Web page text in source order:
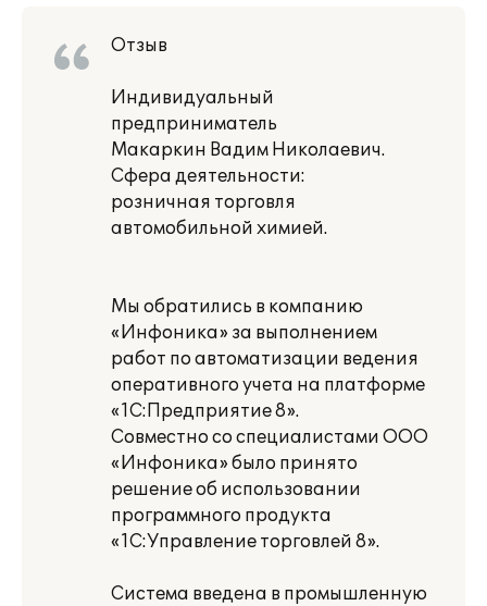
Отзыв
Индивидуальный
предприниматель
Макаркин Вадим Николаевич.
Сфера деятельности:
розничная торговля
автомобильной химией.
Мы обратились в компанию
«Инфоника» за выполнением
работ по автоматизации ведения
оперативного учета на платформе
«1С:Предприятие 8».
Совместно со специалистами ООО
«Инфоника» было принято
решение об использовании
программного продукта
«1С:Управление торговлей 8».
Система введена в промышленную